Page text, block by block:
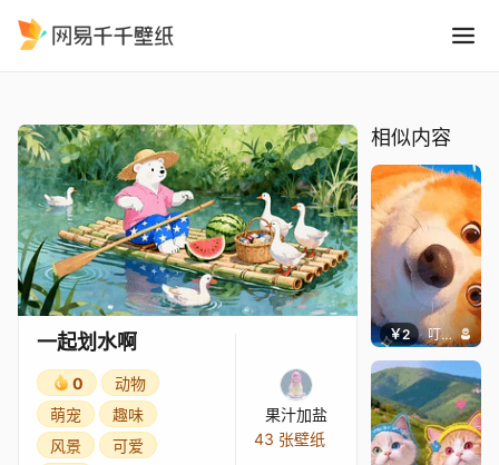
一起划水啊
0
动物
萌宠
趣味
风景
可爱
果汁加盐
43 张壁纸
相似内容
￥2 叮叮当当